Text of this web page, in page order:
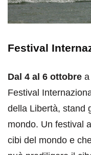
Festival
Dal 4 al 6 ottobre a
Festival
della Libertà, stand
mondo. Un festival
cibi del mondo e